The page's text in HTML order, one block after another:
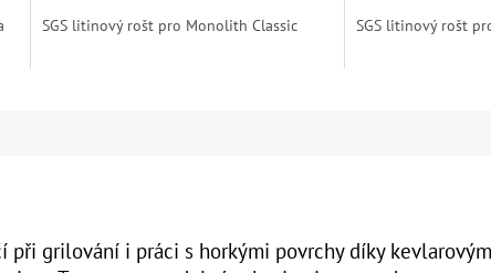
SGS litinový rošt pro Monolith Classic SGS litinový rošt
při grilování i práci s horkými povrchy díky kevlarovým